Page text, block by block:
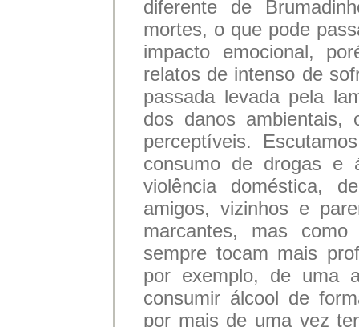
diferente de
mortes, o que pode
impacto emocional,
relatos de intenso de
passada levada pela
dos danos ambientais,
perceptíveis.
consumo de drogas e
violência doméstica,
amigos, vizinhos e
marcantes, mas
sempre tocam mais
por exemplo, de uma
consumir álcool de
por mais de uma vez